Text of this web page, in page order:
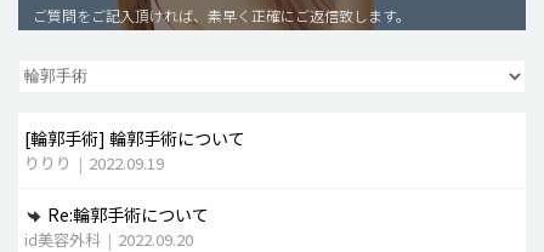
豊胸手術・バストアップ
メンズ整形
idリアルストーリー
idニュース
ご質問をご記入頂ければ、素早く正確にご返信致します。
[輪郭手術] 輪郭手術について
りりり | 2022.09.19
Re:輪郭手術について
id美容外科 | 2022.09.20